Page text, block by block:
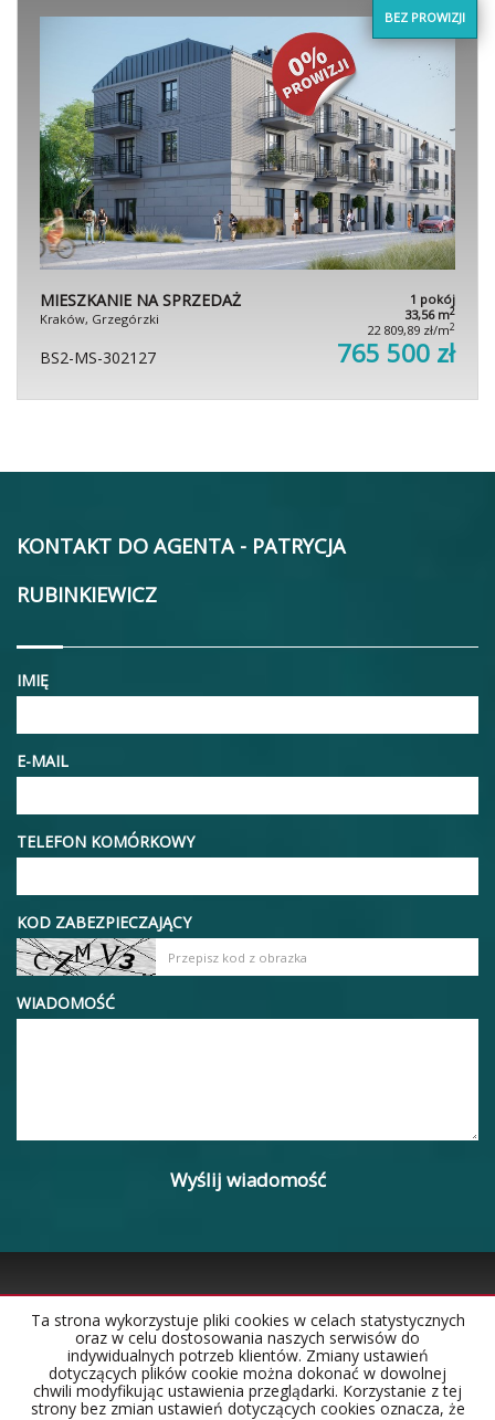
BEZ PROWIZJI
MIESZKANIE NA SPRZEDAŻ
Kraków, Grzegórzki
1 pokój
33,56 m2
22 809,89 zł/m2
BS2-MS-302127 765 500 zł
KONTAKT DO AGENTA - PATRYCJA
RUBINKIEWICZ
IMIĘ
E-MAIL
TELEFON KOMÓRKOWY
KOD ZABEZPIECZAJĄCY
WIADOMOŚĆ
Strona główna Notatnik Kontakt
Ta strona wykorzystuje pliki cookies w celach statystycznych
oraz w celu dostosowania naszych serwisów do
indywidualnych potrzeb klientów. Zmiany ustawień
dotyczących plików cookie można dokonać w dowolnej
chwili modyfikując ustawienia przeglądarki. Korzystanie z tej
strony bez zmian ustawień dotyczących cookies oznacza, że